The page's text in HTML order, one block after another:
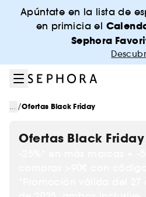
Ir al menú
Ir al contenido principal
Ir al pie de página
Apúntate en la lista de
en primicia el
Sephora
... /Ofertas Black Friday
Ofertas Black Friday